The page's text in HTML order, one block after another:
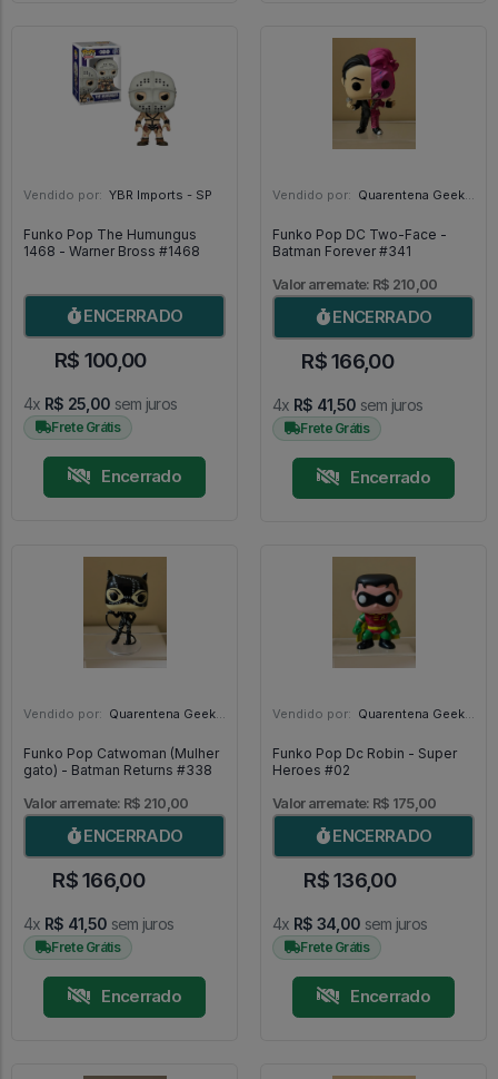
Vendido por: YBR Imports - SP
Funko Pop The Humungus
1468 - Warner Bross #1468
ENCERRADO
R$ 100,00
4x R$ 25,00 sem juros
Frete Grátis
Encerrado
Vendido por: Quarentena Geek Store - SP
Funko Pop DC Two-Face -
Batman Forever #341
Valor arremate: R$ 210,00
ENCERRADO
R$ 166,00
4x R$ 41,50 sem juros
Frete Grátis
Encerrado
Vendido por: Quarentena Geek Store - SP
Funko Pop Catwoman (Mulher
gato) - Batman Returns #338
Valor arremate: R$ 210,00
ENCERRADO
R$ 166,00
4x R$ 41,50 sem juros
Frete Grátis
Encerrado
Vendido por: Quarentena Geek Store - SP
Funko Pop Dc Robin - Super
Heroes #02
Valor arremate: R$ 175,00
ENCERRADO
R$ 136,00
4x R$ 34,00 sem juros
Frete Grátis
Encerrado